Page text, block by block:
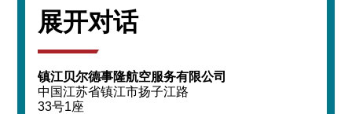
展开对话
镇江贝尔德事隆航空服务有限公司
中国江苏省镇江市扬子江路
33号1座